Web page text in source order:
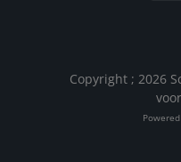
Copyright ; 2026